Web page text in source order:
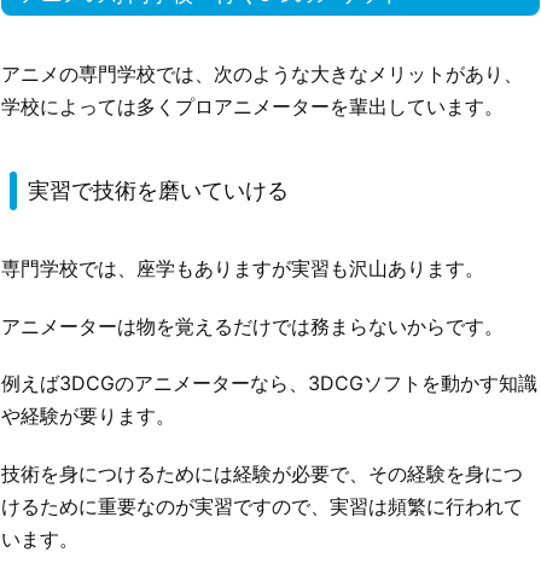
アニメの専門学校では、次のような大きなメリットがあり、
学校によっては多くプロアニメーターを輩出しています。
実習で技術を磨いていける
専門学校では、座学もありますが実習も沢山あります。
アニメーターは物を覚えるだけでは務まらないからです。
例えば3DCGのアニメーターなら、3DCGソフトを動かす知識
や経験が要ります。
技術を身につけるためには経験が必要で、その経験を身につ
けるために重要なのが実習ですので、実習は頻繁に行われて
います。